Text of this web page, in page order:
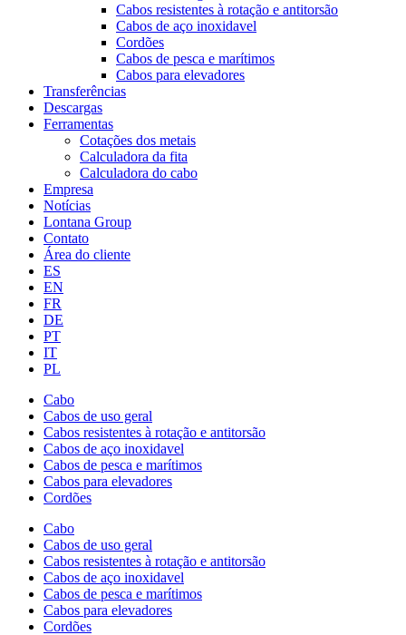
Cabos resistentes à rotação e antitorsão
Cabos de aço inoxidavel
Cordões
Cabos de pesca e marítimos
Cabos para elevadores
Transferências
Descargas
Ferramentas
Cotações dos metais
Calculadora da fita
Calculadora do cabo
Empresa
Notícias
Lontana Group
Contato
Área do cliente
ES
EN
FR
DE
PT
IT
PL
Cabo
Cabos de uso geral
Cabos resistentes à rotação e antitorsão
Cabos de aço inoxidavel
Cabos de pesca e marítimos
Cabos para elevadores
Cordões
Cabo
Cabos de uso geral
Cabos resistentes à rotação e antitorsão
Cabos de aço inoxidavel
Cabos de pesca e marítimos
Cabos para elevadores
Cordões